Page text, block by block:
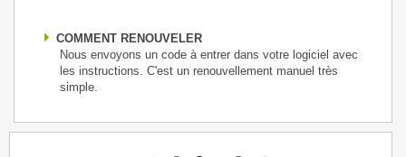
COMMENT RENOUVELER
Nous envoyons un code à entrer dans votre logiciel avec
les instructions. C'est un renouvellement manuel très
simple.